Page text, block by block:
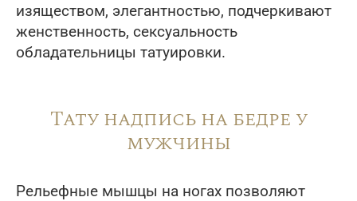
изяществом, элегантностью, подчеркивают
женственность, сексуальность
обладательницы татуировки.
Тату надпись на бедре у
мужчины
Рельефные мышцы на ногах позволяют